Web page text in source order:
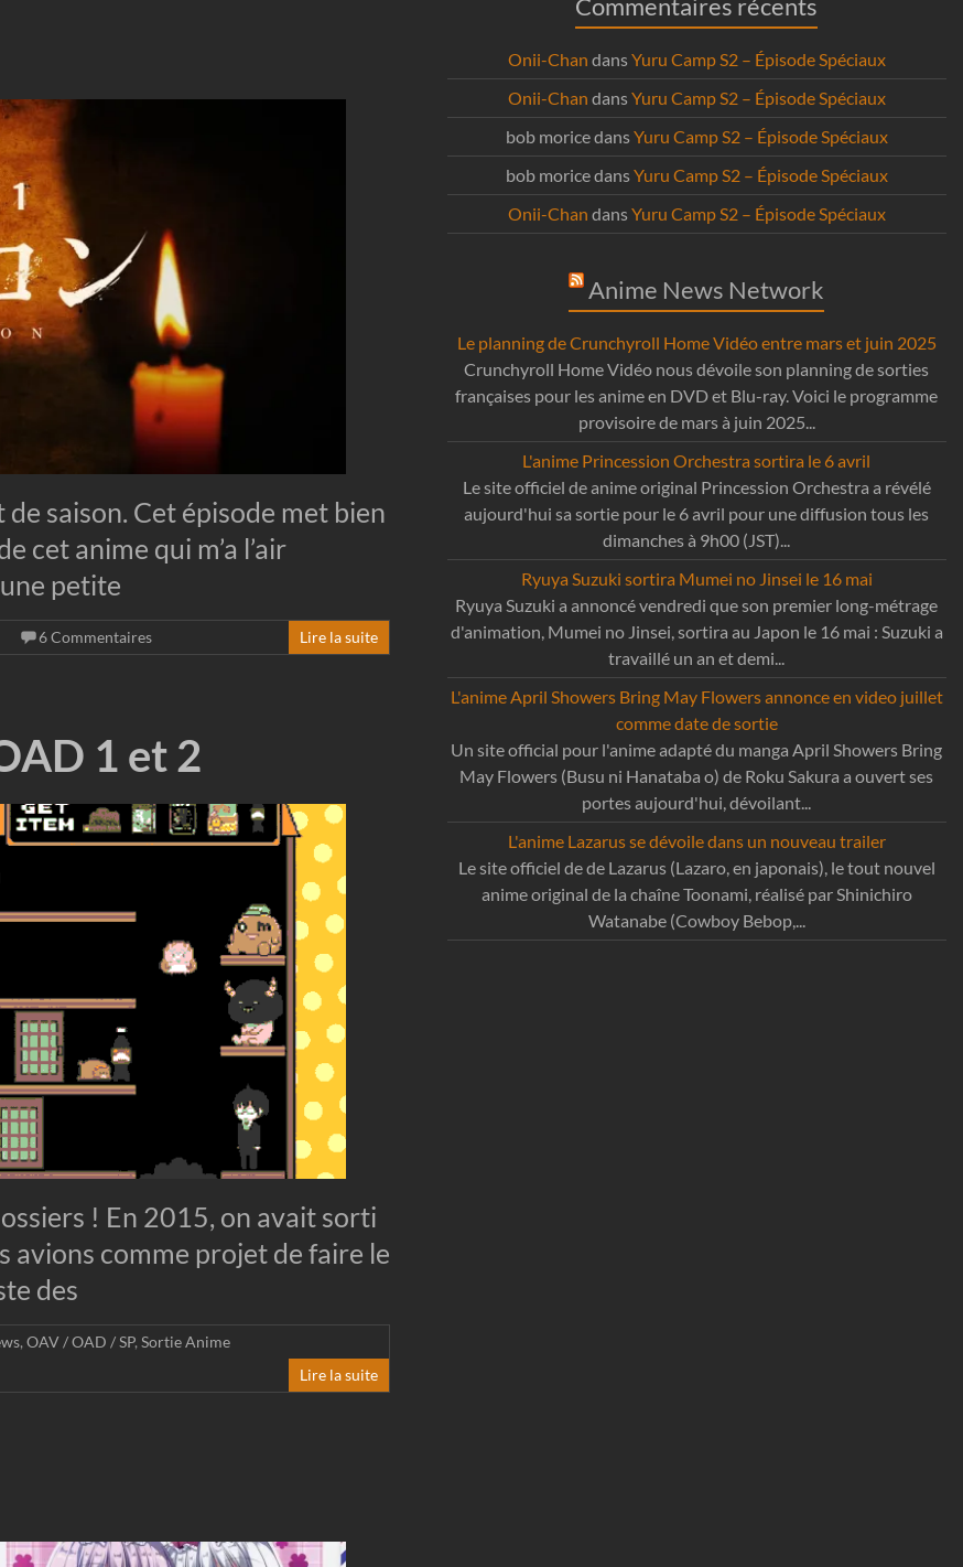
saison. Cet épisode met bien
cet anime qui m’a l’air
petite
6 Commentaires Lire la suite
1 et 2
! En 2015, on avait sorti
avions comme projet de faire le
des
, OAV / OAD / SP, Sortie Anime
Lire la suite
Commentaires récents
Onii-Chan dansYuru Camp S2 – Épisode Spéciaux
Onii-Chan dansYuru Camp S2 – Épisode Spéciaux
bob moricedansYuru Camp S2 – Épisode Spéciaux
bob moricedansYuru Camp S2 – Épisode Spéciaux
Onii-Chan dansYuru Camp S2 – Épisode Spéciaux
Anime News Network
Le planning de Crunchyroll Home Vidéo entre mars et juin 2025
Crunchyroll Home Vidéo nous dévoile son planning de sorties
françaises pour les anime en DVD et Blu-ray. Voici le programme
provisoire de mars à juin 2025...
L'anime Princession Orchestra sortira le 6 avril
Le site officiel de anime original Princession Orchestra a révélé
aujourd'hui sa sortie pour le 6 avril pour une diffusion tous les
dimanches à 9h00 (JST)...
Ryuya Suzuki sortira Mumei no Jinsei le 16 mai
Ryuya Suzuki a annoncé vendredi que son premier long-métrage
d'animation, Mumei no Jinsei, sortira au Japon le 16 mai : Suzuki a
travaillé un an et demi...
L'anime April Showers Bring May Flowers annonce en video juillet
comme date de sortie
Un site official pour l'anime adapté du manga April Showers Bring
May Flowers (Busu ni Hanataba o) de Roku Sakura a ouvert ses
portes aujourd'hui, dévoilant...
L'anime Lazarus se dévoile dans un nouveau trailer
Le site officiel de de Lazarus (Lazaro, en japonais), le tout nouvel
anime original de la chaîne Toonami, réalisé par Shinichiro
Watanabe (Cowboy Bebop,...